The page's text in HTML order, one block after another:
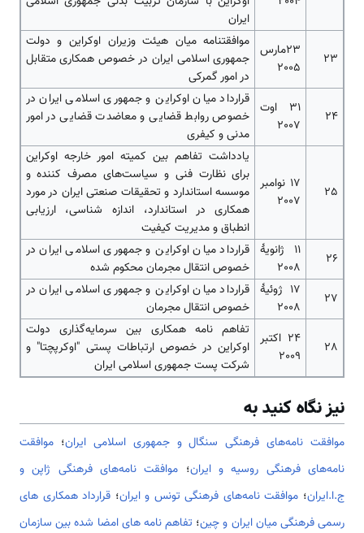
ایران
23
23مارس
2005
موافقتنامه میان هیئت وزیران اوکراین و دولت
جمهوری اسلامی ایران در خصوص همکاری متقابل
در امور گمرکی
24
31 اوت
2007
قرارداد میان اوکراین و جمهوری اسلامی ایران در
خصوص روابط قضایی و معاضدت قضایی در امور
مدنی و کیفری
25
17 نوامبر
2007
یادداشت تفاهم بین کمیته امور خارجه اوکراین
برای نظارت فنی و سیاست‌‌‌‌های مصرف کننده و
موسسه استاندارد و تحقیقات صنعتی ایران در مورد
همکاری در استاندارد، اندازه شناسی، ارزیابی
انطباق و مدیریت کیفیت
26
11 ژانویۀ
2008
قرارداد میان اوکراین و جمهوری اسلامی ایران در
خصوص انتقال مجرمان محکوم شده
27
17 ژوئیۀ
2008
قرارداد میان اوکراین و جمهوری اسلامی ایران در
خصوص انتقال مجرمان
28
24 اکتبر
2009
تفاهم نامه همکاری بین سرمایه‌گذاری دولت
اوکراین در خصوص ارتباطات پستی "اوکرپچتا" و
شرکت پست جمهوری اسلامی ایران
نیز نگاه کنید به
موافقت نامه‌های فرهنگی سنگال و جمهوری اسلامی ایران؛ موافقت
نامه‌های فرهنگی روسیه و ایران؛ موافقت نامه‌های فرهنگی ژاپن و
ج.ا.ایران؛ موافقت نامه‌های فرهنگی تونس و ایران؛ قرارداد همکاری های
رسمی فرهنگی میان ایران و چین؛ تفاهم نامه های امضا شده بین سازمان